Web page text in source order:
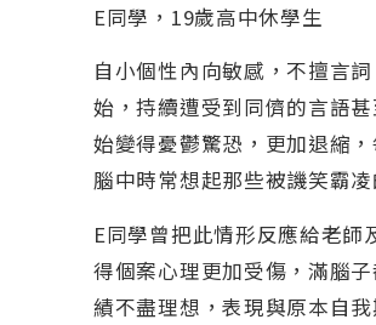
E同學，19歲高中休學生
自小個性內向敏感，不擅言
始，持續遭受到同儕的言語
始變得憂鬱驚恐，更加退縮
腦中時常想起那些被譏笑霸
E同學曾把此情形反應給老
得個案心理更加受傷，滿腦
績不盡理想，表現與原本自